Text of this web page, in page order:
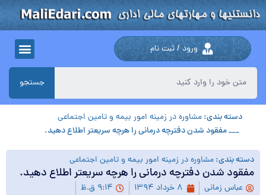
ورود / ثبت نام
جستجو
دسته بندی:مشاوره در زمینه امور بیمه و تامین اجتماعی
___ مفقود شدن دفترچه درمانی را هرچه سریعتر اطلاع دهید.
دسته بندی:مشاوره در زمینه امور بیمه و تامین اجتماعی
مفقود شدن دفترچه درمانی را هرچه سریعتر اطلاع دهید.
عباس زمانی ۸ خرداد ۱۳۹۴
۹:۱۴ ق.ظ